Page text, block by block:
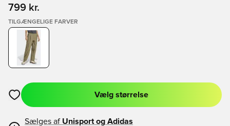
799 kr.
TILGÆNGELIGE FARVER
Åbner en Modal til at logge ind eller tilmelde dig som medlem
Vælg størrelse
Sælges af Unisport og Adidas